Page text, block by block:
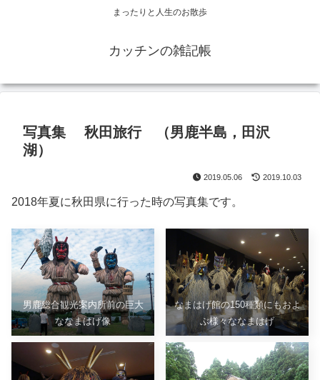
まったりと人生のお散歩
カッチンの雑記帳
写真集 秋田旅行 （男鹿半島，田沢
湖）
2019.05.06 2019.10.03
2018年夏に秋田県に行った時の写真集です。
男鹿総合観光案内所前の巨大
ななまはげ像
なまはげ館の150種類にもおよ
ぶ様々ななまはげ